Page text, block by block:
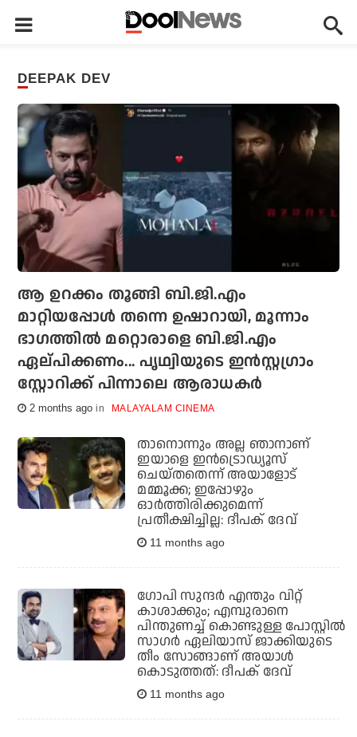
DEEPAK DEV
ആ ഉറക്കം തൂങ്ങി ബി.ജി.എം
മാറ്റിയപ്പോള്‍ തന്നെ ഉഷാറായി, മൂന്നാം
ഭാഗത്തില്‍ മറ്റൊരാളെ ബി.ജി.എം
ഏല്പിക്കണം... പൃഥ്വിയുടെ ഇന്‍സ്റ്റഗ്രാം
സ്റ്റോറിക്ക് പിന്നാലെ ആരാധകര്‍
2 months ago MALAYALAM CINEMA
താനൊന്നും അല്ല ഞാനാണ്
ഇയാളെ ഇന്‍ട്രൊഡ്യൂസ്
ചെയ്തതെന്ന് അയാളോട്
മമ്മൂക്ക; ഇപ്പോഴും
ഓര്‍ത്തിരിക്കുമെന്ന്
പ്രതീക്ഷിച്ചില്ല: ദീപക് ദേവ്
11 months ago
ഗോപി സുന്ദര്‍ എന്തും വിറ്റ്
കാശാക്കും; എമ്പുരാനെ
പിന്തുണച്ച് കൊണ്ടുള്ള പോസ്റ്റില്‍
സാഗര്‍ ഏലിയാസ് ജാക്കിയുടെ
തീം സോങ്ങാണ് അയാള്‍
കൊടുത്തത്: ദീപക് ദേവ്
11 months ago